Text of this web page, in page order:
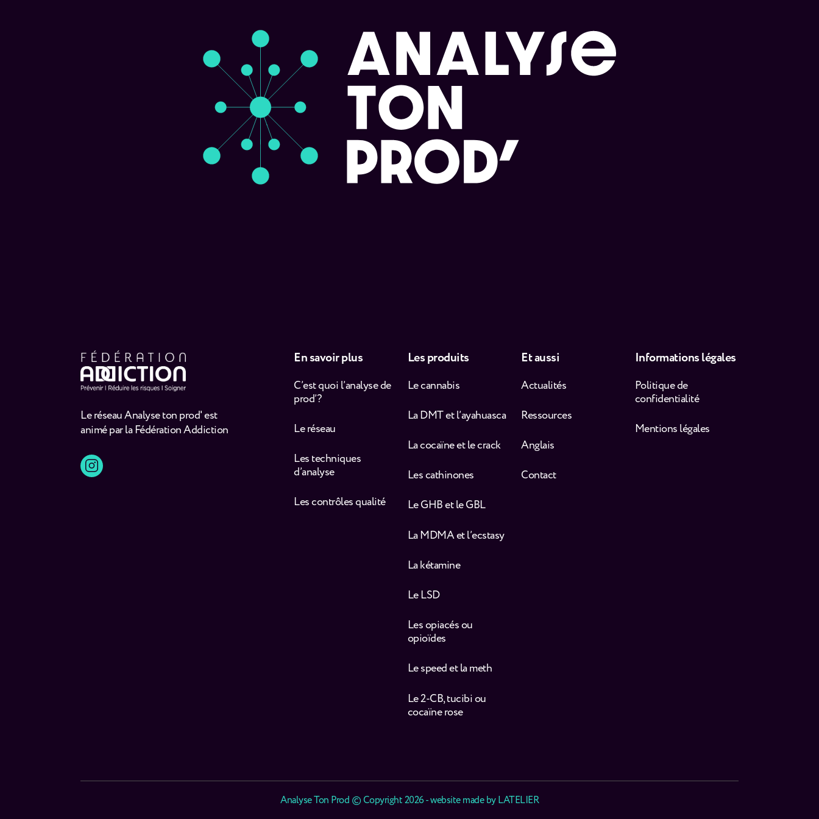
Le réseau Analyse ton prod' est
animé par la Fédération Addiction
En savoir plus
C’est quoi l’analyse de
prod’ ?
Le réseau
Les techniques
d’analyse
Les contrôles qualité
Les produits
Le cannabis
La DMT et l’ayahuasca
La cocaïne et le crack
Les cathinones
Le GHB et le GBL
La MDMA et l’ecstasy
La kétamine
Le LSD
Les opiacés ou
opioïdes
Le speed et la meth
Le 2-CB, tucibi ou
cocaïne rose
Et aussi
Actualités
Ressources
Anglais
Contact
Informations légales
Politique de
confidentialité
Mentions légales
Analyse Ton Prod © Copyright 2026 - website made byLATELIER